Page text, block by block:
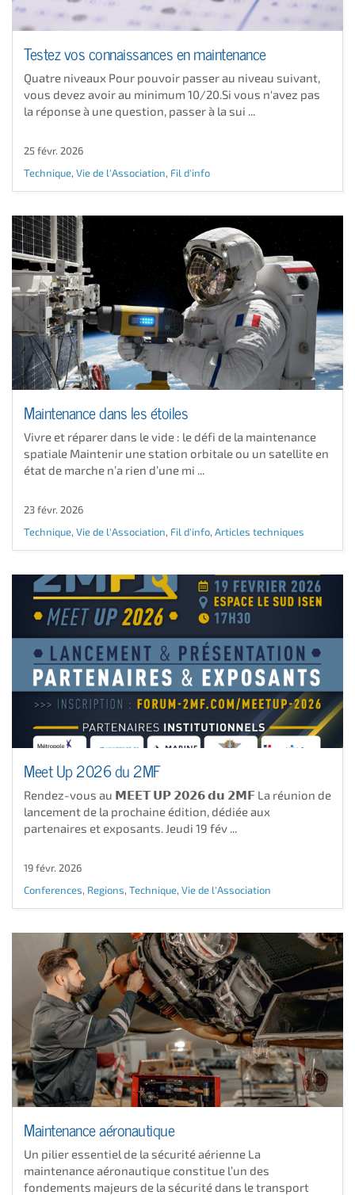
Testez vos connaissances en maintenance
Quatre niveaux Pour pouvoir passer au niveau suivant,
vous devez avoir au minimum 10/20.Si vous n'avez pas
la réponse à une question, passer à la sui ...
25 févr. 2026
Technique, Vie de l'Association, Fil d'info
Maintenance dans les étoiles
Vivre et réparer dans le vide : le défi de la maintenance
spatiale Maintenir une station orbitale ou un satellite en
état de marche n’a rien d’une mi ...
23 févr. 2026
Technique, Vie de l'Association, Fil d'info, Articles techniques
Meet Up 2026 du 2MF
Rendez-vous au 𝗠𝗘𝗘𝗧 𝗨𝗣 𝟮𝟬𝟮𝟲 𝗱𝘂 𝟮𝗠𝗙 La réunion de
lancement de la prochaine édition, dédiée aux
partenaires et exposants. Jeudi 19 fév ...
19 févr. 2026
Conferences, Regions, Technique, Vie de l'Association
Maintenance aéronautique
Un pilier essentiel de la sécurité aérienne La
maintenance aéronautique constitue l’un des
fondements majeurs de la sécurité dans le transport